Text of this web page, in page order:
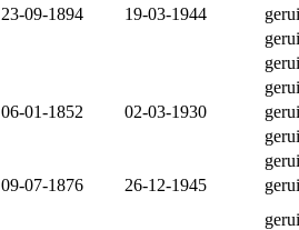
23-09-1894 19-03-1944
06-01-1852 02-03-1930
09-07-1876 26-12-1945